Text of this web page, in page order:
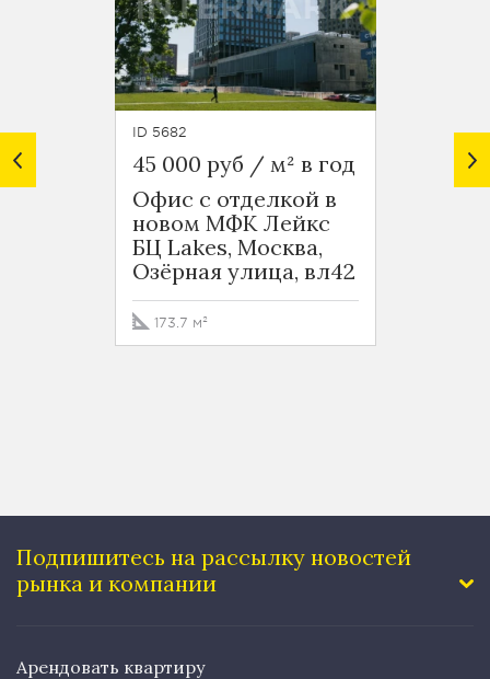
ID 5682
45 000 руб / м² в год
Офис с отделкой в
новом МФК Лейкс
БЦ Lakes, Москва,
Озёрная улица, вл42
173.7 м²
ID 7236
33
Подпишитесь на рассылку новостей
рынка и компании
Арендовать квартиру